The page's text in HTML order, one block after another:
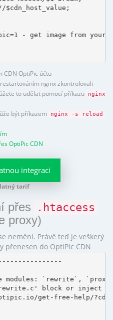
$cdn_host_value;
- get image from your
CDN OptiPic účtu
nginx zkontrolovali
to udělat pomocí příkazu
nginx
být příkazem
nginx -s reload
OptiPic CDN
integraci
tarif
přes .htaccess
proxy)
nemění. Právě teď je veškerý
přenesen do OptiPic CDN
modules: `rewrite`,
block or inject
get-free-help/